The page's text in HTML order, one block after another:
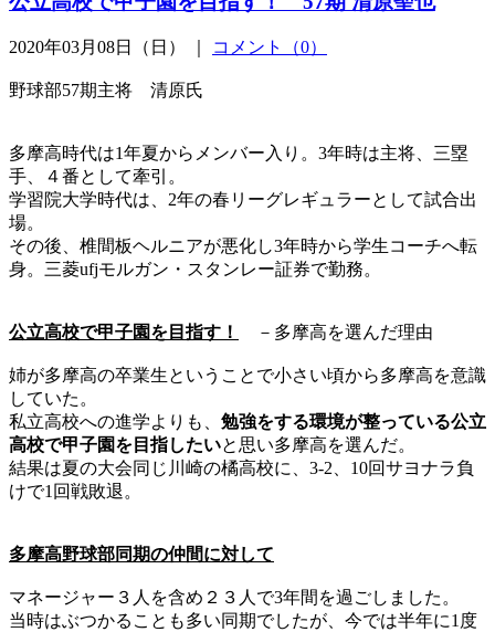
2020年03月08日（日） ｜ コメント（0）
野球部57期主将 清原氏
多摩高時代は1年夏からメンバー入り。3年時は主将、三塁
手、４番として牽引。
学習院大学時代は、2年の春リーグレギュラーとして試合出
場。
その後、椎間板ヘルニアが悪化し3年時から学生コーチへ転
身。三菱ufjモルガン・スタンレー証券で勤務。
公立高校で甲子園を目指す！ －多摩高を選んだ理由
姉が多摩高の卒業生ということで小さい頃から多摩高を意識
していた。
私立高校への進学よりも、 勉強をする環境が整っている公立
高校で甲子園を目指したいと思い多摩高を選んだ。
結果は夏の大会同じ川崎の橘高校に、3-2、10回サヨナラ負
けで1回戦敗退。
多摩高野球部同期の仲間に対して
マネージャー３人を含め２３人で3年間を過ごしました。
当時はぶつかることも多い同期でしたが、今では半年に1度